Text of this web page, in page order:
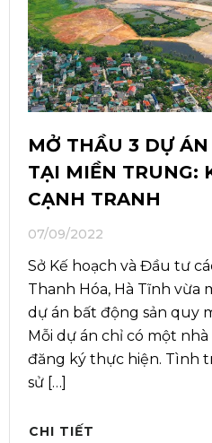
MỞ THẦU 3 DỰ
TẠI MIỀN TRUNG:
CẠNH TRANH
07/09/2022
Sở Kế hoạch và Đầu tư
Thanh Hóa, Hà Tĩnh vừa
dự án bất động sản quy
Mỗi dự án chỉ có một
đăng ký thực hiện. Tình
sử […]
CHI TIẾT